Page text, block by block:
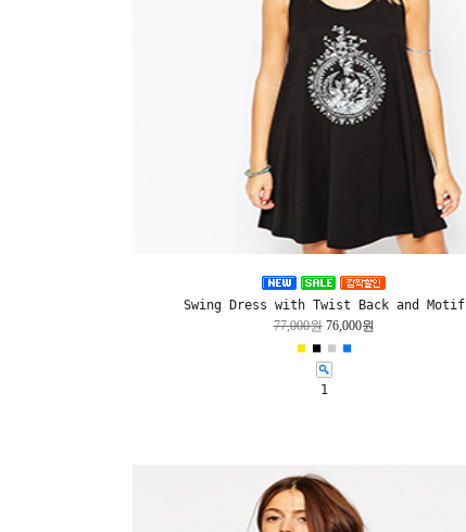
Swing Dress with Twist Back and Motif
77,000원 76,000원
■ ■ ■ ■
1